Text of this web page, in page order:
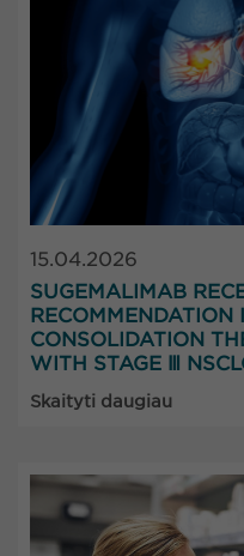
15.04.2026
SUGEMALIMAB
CONSOLIDATION
WITH STAGE Ⅲ
Skaityti daugiau